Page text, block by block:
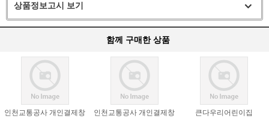
상품정보고시 보기
함께 구매한 상품
인천교통공사 개인결제창
인천교통공사 개인결제창
큰다우리어린이집